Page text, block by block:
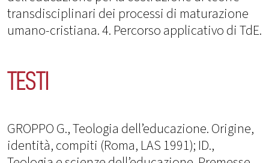
transdisciplinari dei processi di maturazione
umano-cristiana. 4. Percorso applicativo di TdE.
TESTI
GROPPO G., Teologia dell’educazione. Origine,
identità, compiti (Roma, LAS 1991); ID.,